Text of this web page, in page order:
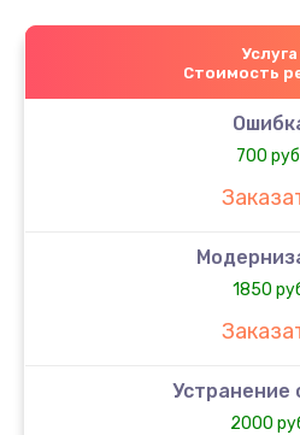
Услуга
Стоимость
700
1850
Устранение
2000